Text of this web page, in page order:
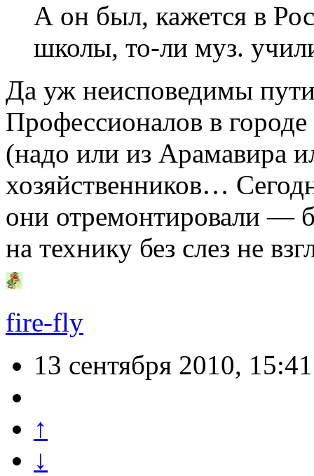
А он был, кажется в
школы, то-ли муз.
Да уж неисповедимы
Профессионалов в
(надо или из Арамавира
хозяйственников…
они отремонтировали —
на технику без слез не
fire-fly
13 сентября 2010, 15:41
↑
↓